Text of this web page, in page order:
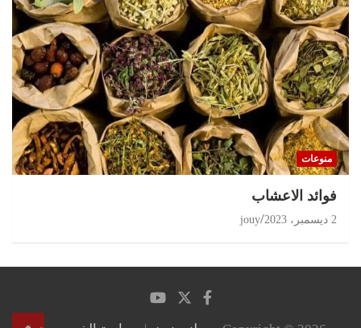
منوعات
‏فوائد الاعشاب
2 ديسمبر، 2023 jouy